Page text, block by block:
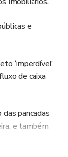
já apanhou
de
“aventura
e
‘imperdível’
de caixa
pancadas
e também
de vez, seja